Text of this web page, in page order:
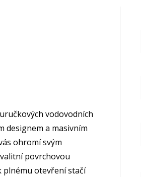
vodovodních
designem a masivním
ohromí svým
povrchovou
plnému otevření stačí